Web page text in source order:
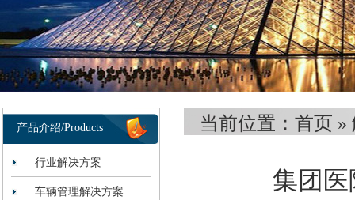
产品介绍/Products
行业解决方案
车辆管理解决方案
当前位置： 首页 »
集团